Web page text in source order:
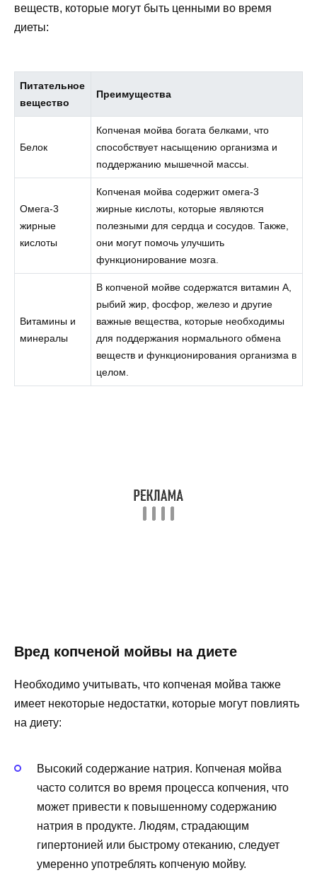
веществ, которые могут быть ценными во время
диеты:
Питательное
вещество
Преимущества
Белок
Копченая мойва богата белками, что
способствует насыщению организма и
поддержанию мышечной массы.
Омега-3
жирные
кислоты
Копченая мойва содержит омега-3
жирные кислоты, которые являются
полезными для сердца и сосудов. Также,
они могут помочь улучшить
функционирование мозга.
Витамины и
минералы
В копченой мойве содержатся витамин А,
рыбий жир, фосфор, железо и другие
важные вещества, которые необходимы
для поддержания нормального обмена
веществ и функционирования организма в
целом.
Вред копченой мойвы на диете
Необходимо учитывать, что копченая мойва также
имеет некоторые недостатки, которые могут повлиять
на диету:
Высокий содержание натрия. Копченая мойва
часто солится во время процесса копчения, что
может привести к повышенному содержанию
натрия в продукте. Людям, страдающим
гипертонией или быстрому отеканию, следует
умеренно употреблять копченую мойву.